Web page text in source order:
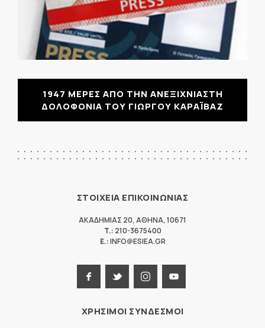
1947 ΜΕΡΕΣ ΑΠΟ ΤΗΝ ΑΝΕΞΙΧΝΙΑΣΤΗ
ΔΟΛΟΦΟΝΙΑ ΤΟΥ ΓΙΩΡΓΟΥ ΚΑΡΑΪΒΑΖ
ΣΤΟΙΧΕΙΑ ΕΠΙΚΟΙΝΩΝΙΑΣ
ΑΚΑΔΗΜΙΑΣ 20, ΑΘΗΝΑ, 10671
T.: 210-3675400
E.:INFO@ESIEA.GR
ΧΡΗΣΙΜΟΙ ΣΥΝΔΕΣΜΟΙ